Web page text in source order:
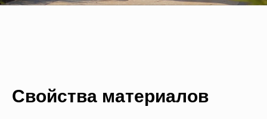
Свойства материалов